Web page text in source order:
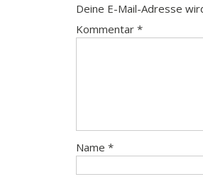
Deine E-Mail-Adresse
Kommentar *
Name *